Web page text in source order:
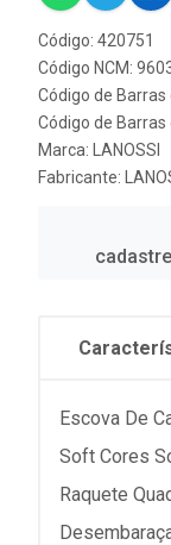
Código: 420751
Código NCM:
Código de
Código de
Marca:
LANOSSI
Fabricante:
Escova De
Soft Cores
Raquete